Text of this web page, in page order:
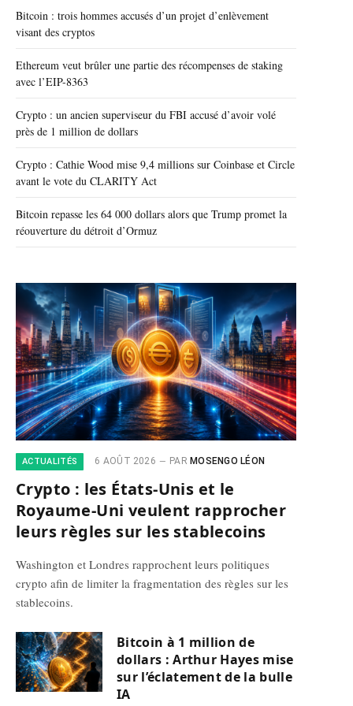
Bitcoin : trois hommes accusés d’un projet d’enlèvement
visant des cryptos
Ethereum veut brûler une partie des récompenses de staking
avec l’EIP-8363
Crypto : un ancien superviseur du FBI accusé d’avoir volé
près de 1 million de dollars
Crypto : Cathie Wood mise 9,4 millions sur Coinbase et Circle
avant le vote du CLARITY Act
Bitcoin repasse les 64 000 dollars alors que Trump promet la
réouverture du détroit d’Ormuz
ACTUALITÉS 6 AOÛT 2026 PAR MOSENGO LÉON
Crypto : les États-Unis et le
Royaume-Uni veulent rapprocher
leurs règles sur les stablecoins
Washington et Londres rapprochent leurs politiques
crypto afin de limiter la fragmentation des règles sur les
stablecoins.
Bitcoin à 1 million de
dollars : Arthur Hayes mise
sur l’éclatement de la bulle
IA